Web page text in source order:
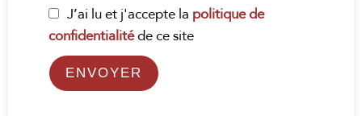
J’ai lu et j'accepte lapolitique de
confidentialitéde ce site
ENVOYER